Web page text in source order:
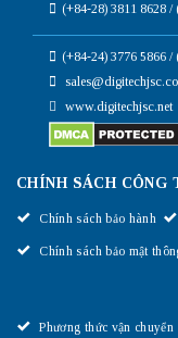
(+84-28) 3811 8628 /
(+84-24) 3776 5866 /
www.digitechjsc.net
CHÍNH SÁCH CÔNG
Chính sách bảo hành
Chính sách bảo mật
Phương thức vận chuyển